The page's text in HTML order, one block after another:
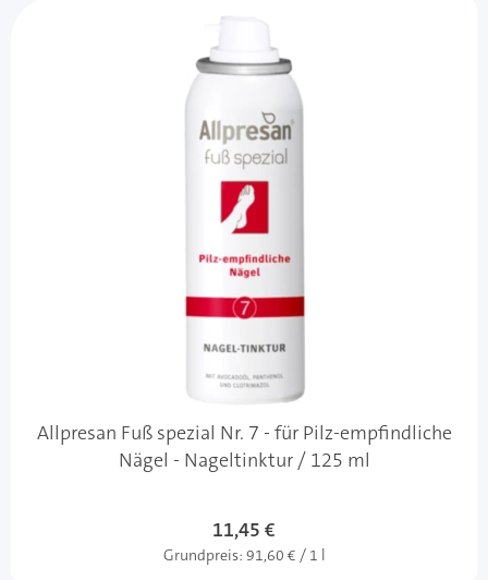
Allpresan Fuß spezial Nr. 7 - für Pilz-empfindliche
Nägel - Nageltinktur / 125 ml
11,45 €
Grundpreis: 91,60 € / 1 l